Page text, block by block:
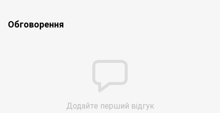
Обговорення
Додайте перший відгук